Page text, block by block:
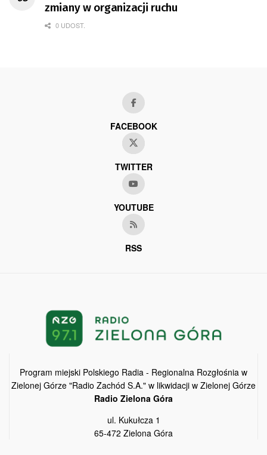
zmiany w organizacji ruchu
0 UDOST.
FACEBOOK
TWITTER
YOUTUBE
RSS
Program miejski Polskiego Radia - Regionalna Rozgłośnia w
Zielonej Górze "Radio Zachód S.A." w likwidacji w Zielonej Górze
Radio Zielona Góra
ul. Kukułcza 1
65-472 Zielona Góra